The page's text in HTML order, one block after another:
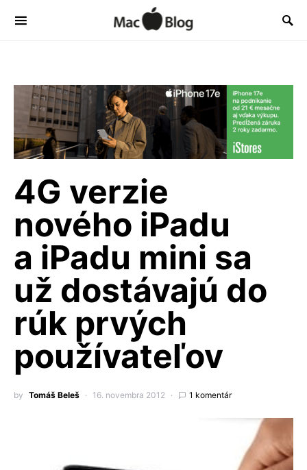
4G verzie
nového iPadu
a iPadu mini sa
už dostávajú do
rúk prvých
používateľov
by Tomáš Beleš 16. novembra 2012 1 komentár